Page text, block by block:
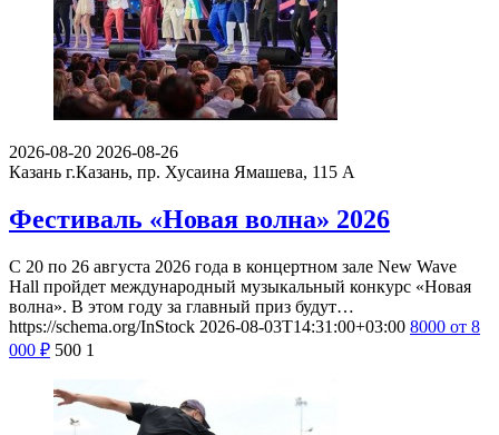
2026-08-20 2026-08-26
Казань г.Казань, пр. Хусаина Ямашева, 115 A
Фестиваль «Новая волна» 2026
С 20 по 26 августа 2026 года в концертном зале New Wave
Hall пройдет международный музыкальный конкурс «Новая
волна». В этом году за главный приз будут…
https://schema.org/InStock 2026-08-03T14:31:00+03:00 8000 от 8
000 ₽ 500 1